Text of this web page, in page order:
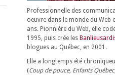
Professionnelle des
oeuvre dans le monde du Web
ans. Pionnière du Web, elle
1995, puis crée les
blogues au Québec, en 2001.
Elle a longtemps été
(Coup de pouce, Enfants